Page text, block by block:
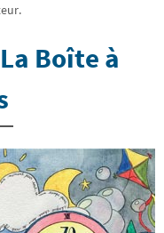
La Boîte à